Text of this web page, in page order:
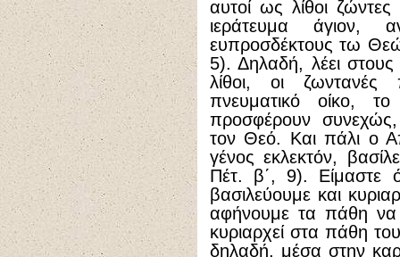
αυτοί ως λίθοι ζώντες
ιεράτευμα άγιον,
ευπροσδέκτους τω
5). Δηλαδή, λέει στους
λίθοι, οι
πνευματικό οίκο,
προσφέρουν
τον Θεό. Και πάλι ο
γένος εκλεκτόν,
Πέτ. β΄, 9). Είμαστε
βασιλεύουμε και
αφήνουμε τα πάθη να
κυριαρχεί στα πάθη
δηλαδή, μέσα στην